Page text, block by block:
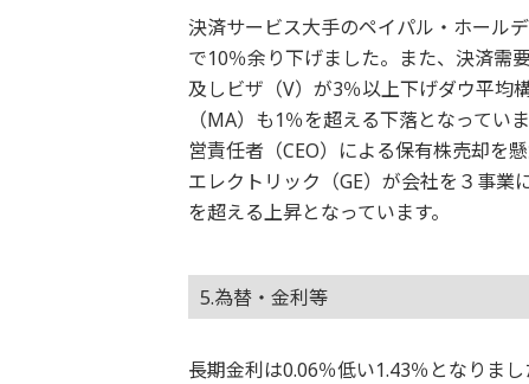
決済サービス大手のペイパル・ホール
で10％余り下げました。また、決済需
及しビザ（V）が3％以上下げダウ平均
（MA）も1％を超える下落となって
営責任者（CEO）による保有株売却を
エレクトリック（GE）が会社を３事
を超える上昇となっています。
5.為替・金利等
長期金利は0.06％低い1.43％となりま